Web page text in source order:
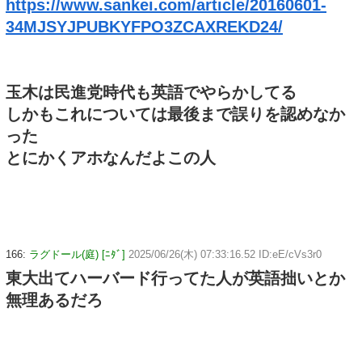
https://www.sankei.com/article/20160601-
34MJSYJPUBKYFPO3ZCAXREKD24/
玉木は民進党時代も英語でやらかしてる
しかもこれについては最後まで誤りを認めなか
った
とにかくアホなんだよこの人
166: ラグドール(庭) [ﾆﾀﾞ] 2025/06/26(木) 07:33:16.52 ID:eE/cVs3r0
東大出てハーバード行ってた人が英語拙いとか
無理あるだろ